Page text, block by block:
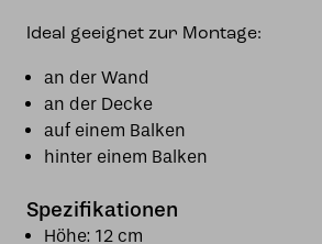
Ideal geeignet zur Montage:
an der Wand
an der Decke
auf einem Balken
hinter einem Balken
Spezifikationen
Höhe: 12 cm